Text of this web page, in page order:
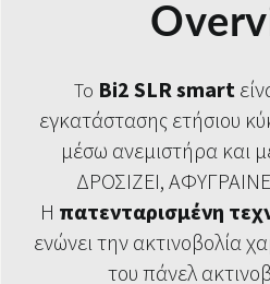
Το Bi2 SLR smart
εγκατάστασης ετήσιου
μέσω ανεμιστήρα και
ΔΡΟΣΙΖΕΙ,
Η πατενταρισμένη
ενώνει την ακτινοβολία
του πάνελ